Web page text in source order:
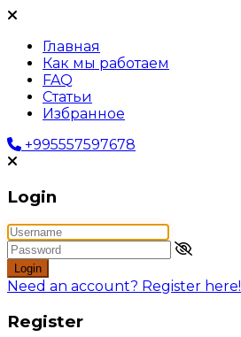
Главная
Как мы работаем
FAQ
Статьи
Избранное
+995557597678
Login
Login
Need an account? Register here!
Register